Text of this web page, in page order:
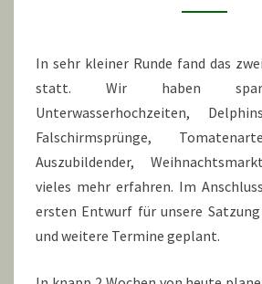
In sehr kleiner Runde fand das
statt. Wir haben
Unterwasserhochzeiten,
Falschirmsprünge,
Auszubildender,
vieles mehr erfahren. Im
ersten Entwurf für unsere Satzung
und weitere Termine geplant.